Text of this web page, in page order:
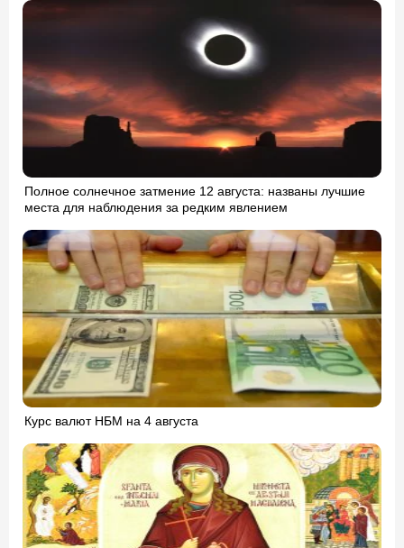
Полное солнечное затмение 12 августа: названы лучшие
места для наблюдения за редким явлением
Курс валют НБМ на 4 августа